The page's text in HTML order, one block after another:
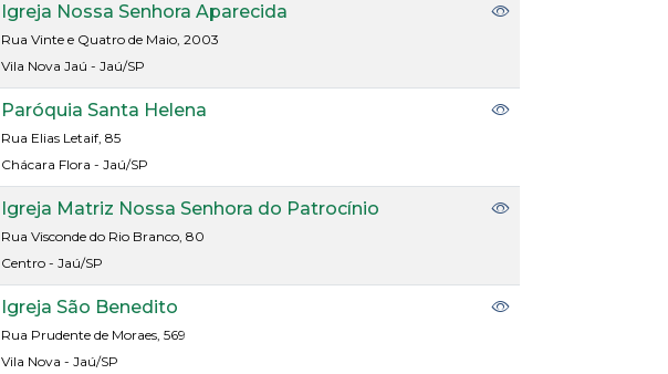
Igreja Nossa Senhora Aparecida
Rua Vinte e Quatro de Maio, 2003
Vila Nova Jaú - Jaú/SP
Paróquia Santa Helena
Rua Elias Letaif, 85
Chácara Flora - Jaú/SP
Igreja Matriz Nossa Senhora do Patrocínio
Rua Visconde do Rio Branco, 80
Centro - Jaú/SP
Igreja São Benedito
Rua Prudente de Moraes, 569
Vila Nova - Jaú/SP